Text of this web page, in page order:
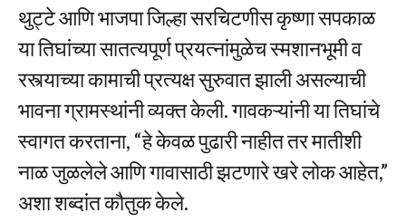
थुट्टे आणि भाजपा जिल्हा सरचिटणीस कृष्णा सपकाळ
या तिघांच्या सातत्यपूर्ण प्रयत्नांमुळेच स्मशानभूमी व
रस्त्याच्या कामाची प्रत्यक्ष सुरुवात झाली असल्याची
भावना ग्रामस्थांनी व्यक्त केली. गावकऱ्यांनी या तिघांचे
स्वागत करताना, “हे केवळ पुढारी नाहीत तर मातीशी
नाळ जुळलेले आणि गावासाठी झटणारे खरे लोक आहेत,”
अशा शब्दांत कौतुक केले.